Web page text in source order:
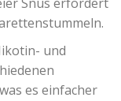
Snus erfordert
und
es einfacher